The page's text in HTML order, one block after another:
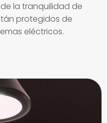
la tranquilidad de
protegidos de
eléctricos.